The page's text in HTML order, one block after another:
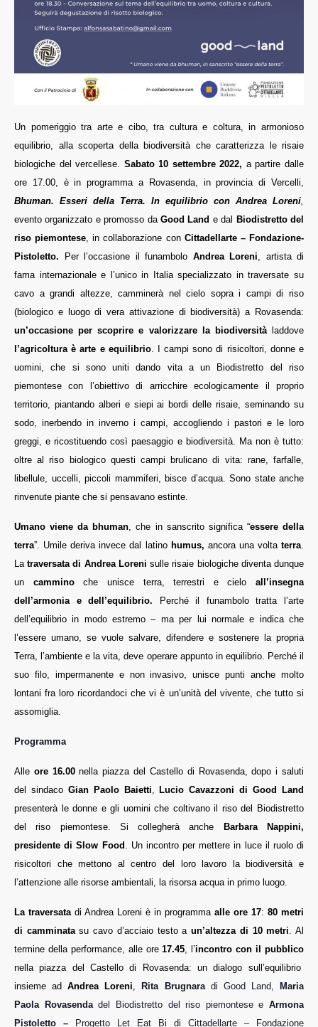
Un pomeriggio tra arte e cibo, tra cultura e coltura, in armonioso
equilibrio, alla scoperta della biodiversità che caratterizza le risaie
biologiche del vercellese. Sabato 10 settembre 2022, a partire dalle
ore 17.00, è in programma a Rovasenda, in provincia di Vercelli,
Bhuman. Esseri della Terra. In equilibrio con Andrea Loreni,
evento organizzato e promosso da Good Land e dal Biodistretto del
riso piemontese, in collaborazione con Cittadellarte – Fondazione-
Pistoletto.
Per l’occasione il funambolo Andrea Loreni, artista di
fama internazionale e l’unico in Italia specializzato in traversate su
cavo a grandi altezze, camminerà nel cielo sopra i campi di riso
(biologico e luogo di vera attivazione di biodiversità) a Rovasenda:
un’occasione per scoprire e valorizzare la biodiversitàladdove
l’agricoltura è arte e equilibrio. I campi sono di risicoltori, donne e
uomini, che si sono uniti dando vita a un Biodistretto del riso
piemontese con l’obiettivo di arricchire ecologicamente il proprio
territorio, piantando alberi e siepi ai bordi delle risaie, seminando su
sodo, inerbendo in inverno i campi, accogliendo i pastori e le loro
greggi, e ricostituendo così paesaggio e biodiversità. Ma non è tutto:
oltre al riso biologico questi campi brulicano di vita: rane, farfalle,
libellule, uccelli, piccoli mammiferi, bisce d’acqua. Sono state anche
rinvenute piante che si pensavano estinte.
Umano viene da bhuman, che in sanscrito significa “essere della
terra”. Umile deriva invece dal latino humus, ancora una voltaterra.
Latraversata di Andrea Loreni sulle risaie biologiche diventa dunque
un camminoche unisce terra, terrestri e cielo all’insegna
dell’armonia e dell’equilibrio.
Perché il funambolo tratta l’arte
dell’equilibrio in modo estremo – ma per lui normale e indica che
l’essere umano, se vuole salvare, difendere e sostenere la propria
Terra, l’ambiente e la vita, deve operare appunto in equilibrio. Perché il
suo filo, impermanente e non invasivo, unisce punti anche molto
lontani fra loro ricordandoci che vi è un’unità del vivente, che tutto si
assomiglia.
Programma
Alle ore 16.00nella piazza del Castello di Rovasenda, dopo i saluti
del sindaco Gian Paolo Baietti, Lucio Cavazzoni di Good Land
presenterà le donne e gli uomini che coltivano il riso del Biodistretto
del riso piemontese. Si collegherà anche
Barbara Nappini,
presidente di Slow Food . Un incontro per mettere in luce il ruolo di
risicoltori che mettono al centro del loro lavoro la biodiversità e
l’attenzione alle risorse ambientali, la risorsa acqua in primo luogo.
La traversatadi Andrea Loreni è in programma alle ore 17: 80 metri
di camminatasu cavo d’acciaio testo aun’altezza di 10 metri. Al
termine della performance, alle ore17.45, l’incontro con il pubblico
nella piazza del Castello di Rovasenda: un dialogo sull’equilibrio
insieme adAndrea Loreni, Rita Brugnara di Good Land,
Maria
Paola Rovasendadel Biodistretto del riso piemontese e Armona
Pistoletto –
Progetto Let Eat Bi di Cittadellarte – Fondazione